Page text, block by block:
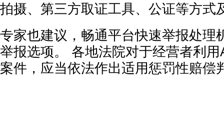
拍摄、第三方取证工具、公证等方式
专家也建议，畅通平台快速举报处理
举报选项。 各地法院对于经营者利
案件，应当依法作出适用惩罚性赔偿